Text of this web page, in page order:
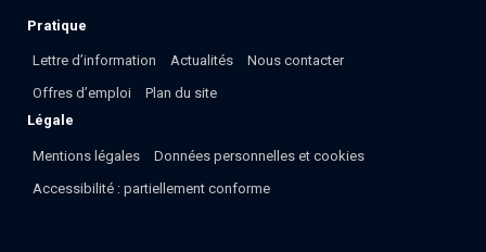
Pratique
Lettre d’information Actualités
Nous contacter
Offres d’emploi
Plan du site
Légale
Mentions légales
Données personnelles et cookies
Accessibilité : partiellement conforme